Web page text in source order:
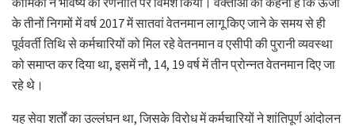
के तीनों निगमों में वर्ष 2017 में सातवां वेतनमान लागू किए जाने के समय से ही
पूर्ववर्ती तिथि से कर्मचारियों को मिल रहे वेतनमान व एसीपी की पुरानी व्यवस्था
को समाप्त कर दिया था, इसमें नौ, 14, 19 वर्ष में तीन प्रोन्नत वेतनमान दिए जा
रहे थे।
यह सेवा शर्तों का उल्लंघन था, जिसके विरोध में कर्मचारियों ने शांतिपूर्ण आंदोलन